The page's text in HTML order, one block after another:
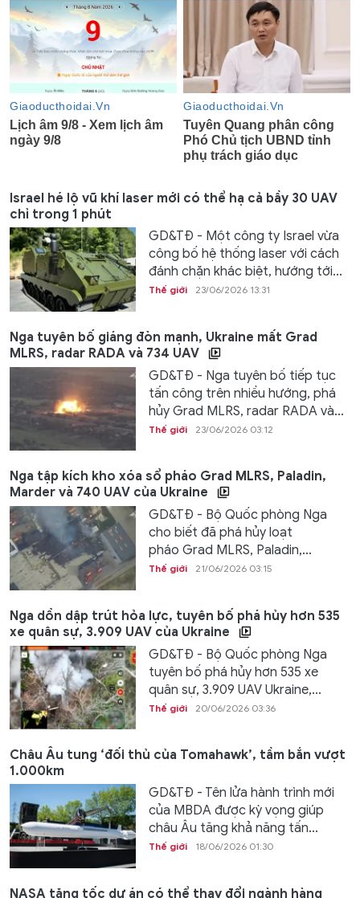
Israel hé lộ vũ khí laser mới có thể hạ cả bầy 30 UAV
chỉ trong 1 phút
GD&TĐ - Một công ty Israel vừa
công bố hệ thống laser với cách
đánh chặn khác biệt, hướng tới...
Thế giới 23/06/2026 13:31
Nga tuyên bố giáng đòn mạnh, Ukraine mất Grad
MLRS, radar RADA và 734 UAV
GD&TĐ - Nga tuyên bố tiếp tục
tấn công trên nhiều hướng, phá
hủy Grad MLRS, radar RADA và...
Thế giới 23/06/2026 03:12
Nga tập kích kho xóa sổ pháo Grad MLRS, Paladin,
Marder và 740 UAV của Ukraine
GD&TĐ - Bộ Quốc phòng Nga
cho biết đã phá hủy loạt
pháo Grad MLRS, Paladin,...
Thế giới 21/06/2026 03:15
Nga dồn dập trút hỏa lực, tuyên bố phá hủy hơn 535
xe quân sự, 3.909 UAV của Ukraine
GD&TĐ - Bộ Quốc phòng Nga
tuyên bố phá hủy hơn 535 xe
quân sự, 3.909 UAV Ukraine,...
Thế giới 20/06/2026 03:36
Châu Âu tung ‘đối thủ của Tomahawk’, tầm bắn vượt
1.000km
GD&TĐ - Tên lửa hành trình mới
của MBDA được kỳ vọng giúp
châu Âu tăng khả năng tấn...
Thế giới 18/06/2026 01:30
NASA tăng tốc dự án có thể thay đổi ngành hàng